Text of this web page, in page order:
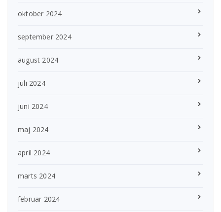
oktober 2024
september 2024
august 2024
juli 2024
juni 2024
maj 2024
april 2024
marts 2024
februar 2024